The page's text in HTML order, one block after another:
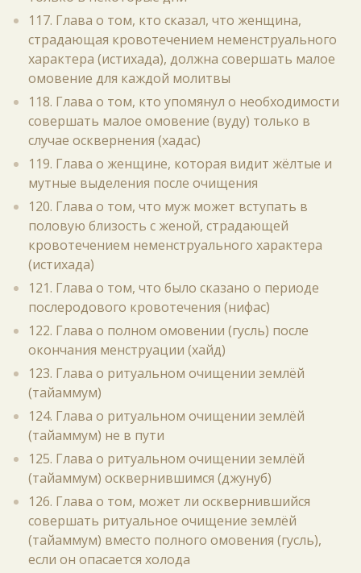
117. Глава о том, кто сказал, что женщина,
страдающая кровотечением неменструального
характера (истихада), должна совершать малое
омовение для каждой молитвы
118. Глава о том, кто упомянул о необходимости
совершать малое омовение (вуду) только в
случае осквернения (хадас)
119. Глава о женщине, которая видит жёлтые и
мутные выделения после очищения
120. Глава о том, что муж может вступать в
половую близость с женой, страдающей
кровотечением неменструального характера
(истихада)
121. Глава о том, что было сказано о периоде
послеродового кровотечения (нифас)
122. Глава о полном омовении (гусль) после
окончания менструации (хайд)
123. Глава о ритуальном очищении землёй
(тайаммум)
124. Глава о ритуальном очищении землёй
(тайаммум) не в пути
125. Глава о ритуальном очищении землёй
(тайаммум) осквернившимся (джунуб)
126. Глава о том, может ли осквернившийся
совершать ритуальное очищение землёй
(тайаммум) вместо полного омовения (гусль),
если он опасается холода